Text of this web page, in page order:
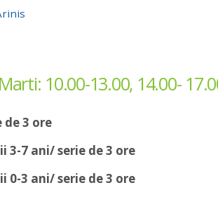
10.00-13.00, 14.00-
de 3 ore
3-7 ani/ serie de 3 ore
0-3 ani/ serie de 3 ore